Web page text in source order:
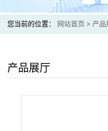
您当前的位置： 网站首页 > 产品
产品展厅